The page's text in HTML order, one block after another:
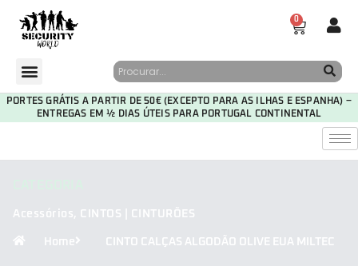
0
PORTES GRÁTIS A PARTIR DE 50€ (EXCEPTO PARA AS ILHAS E ESPANHA) –
ENTREGAS EM ½ DIAS ÚTEIS PARA PORTUGAL CONTINENTAL
Acessórios, CINTOS | CINTURÕES
Home CINTO CALÇAS ALGODÃO OLIVE EUA MILTEC